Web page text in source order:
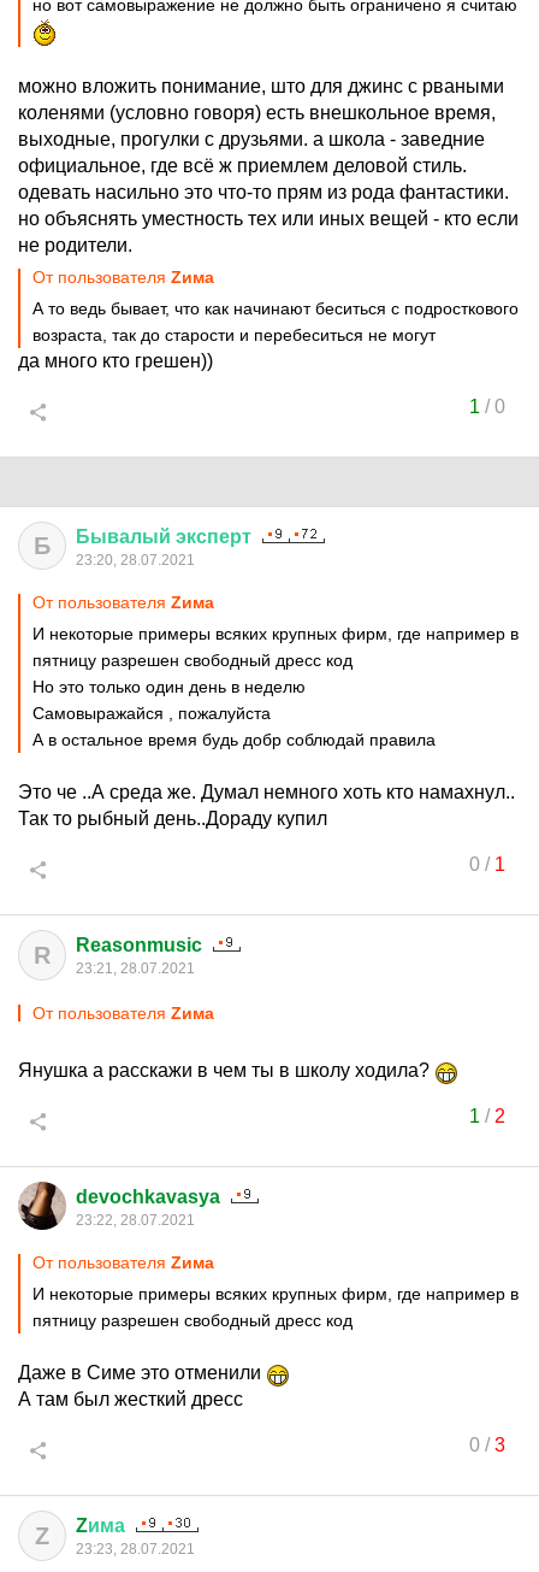
но вот самовыражение не должно быть ограничено я считаю
можно вложить понимание, што для джинс с рваными
коленями (условно говоря) есть внешкольное время,
выходные, прогулки с друзьями. а школа - заведние
официальное, где всё ж приемлем деловой стиль.
одевать насильно это что-то прям из рода фантастики.
но объяснять уместность тех или иных вещей - кто если
не родители.
От пользователя Zима
А то ведь бывает, что как начинают беситься с подросткового
возраста, так до старости и перебеситься не могут
да много кто грешен))
1 /0
Б Бывалый эксперт
23:20, 28.07.2021
От пользователя Zима
И некоторые примеры всяких крупных фирм, где например в
пятницу разрешен свободный дресс код
Но это только один день в неделю
Самовыражайся , пожалуйста
А в остальное время будь добр соблюдай правила
Это че ..А среда же. Думал немного хоть кто намахнул..
Так то рыбный день..Дораду купил
0/ 1
R Reasonmusic
23:21, 28.07.2021
От пользователя Zима
Янушка а расскажи в чем ты в школу ходила?
1 / 2
devochkavasya
23:22, 28.07.2021
От пользователя Zима
И некоторые примеры всяких крупных фирм, где например в
пятницу разрешен свободный дресс код
Даже в Симе это отменили
А там был жесткий дресс
0/3
Z Zима
23:23, 28.07.2021